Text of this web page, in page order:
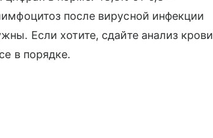
после вирусной инфекции
Если хотите, сдайте анализ крови
в порядке.